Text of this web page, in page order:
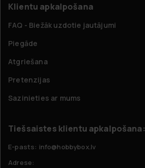
Klientu apkalpošana
FAQ - Biežāk uzdotie jautājumi
Piegāde
Atgriešana
Pretenzijas
Sazinieties ar mums
Tiešsaistes klientu apkalpošana:
E-pasts: info@hobbybox.lv
Adrese: